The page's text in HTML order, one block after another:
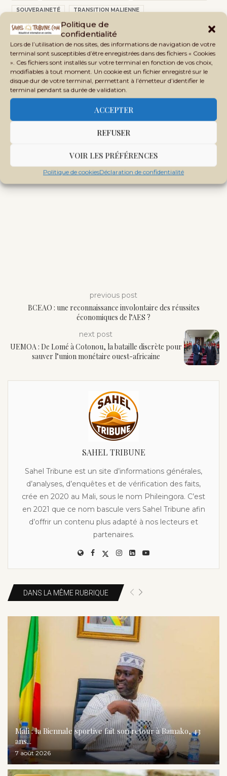
Politique de
confidentialité
Lors de l’utilisation de nos sites, des informations de navigation de votre
terminal sont susceptibles d’être enregistrées dans des fichiers « Cookies
». Ces fichiers sont installés sur votre terminal en fonction de vos choix,
modifiables à tout moment. Un cookie est un fichier enregistré sur le
disque dur de votre terminal, permettant à l’émetteur d’identifier le
terminal pendant sa durée de validation.
ACCEPTER
REFUSER
VOIR LES PRÉFÉRENCES
Politique de cookiesDéclaration de confidentialité
SOUVERAINETÉ TRANSITION MALIENNE
TRANSITION NUMÉRIQUE
previous post
BCEAO : une reconnaissance involontaire des réussites
économiques de l’AES ?
next post
UEMOA : De Lomé à Cotonou, la bataille discrète pour
sauver l’union monétaire ouest-africaine
SAHEL TRIBUNE
Sahel Tribune est un site d’informations générales,
d’analyses, d’enquêtes et de vérification des faits,
crée en 2020 au Mali, sous le nom Phileingora. C’est
en 2021 que ce nom bascule vers Sahel Tribune afin
d’offrir un contenu plus adapté à nos lecteurs et
partenaires.
DANS LA MÊME RUBRIQUE
Mali : la Biennale sportive fait son retour à Bamako, 43
ans...
7 août 2026